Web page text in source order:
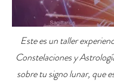
Este es un taller
Constelaciones y
sobre tu signo lunar, que